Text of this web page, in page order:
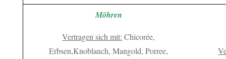
Möhren
Vertragen sich mit: Chicorée,
Erbsen,Knoblauch, Mangold, Porree,